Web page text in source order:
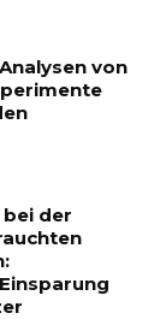
von
bei der